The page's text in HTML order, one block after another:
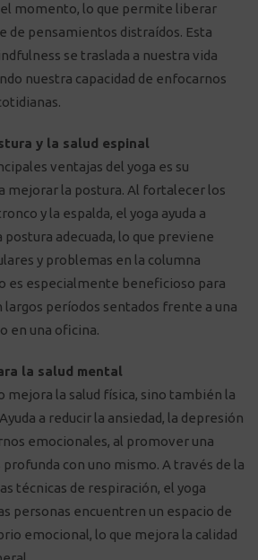
momento, lo que permite liberar
de pensamientos distraídos. Esta
se traslada a nuestra vida
nuestra capacidad de enfocarnos
y la salud espinal
ventajas del yoga es su
mejorar la postura. Al fortalecer los
y la espalda, el yoga ayuda a
adecuada, lo que previene
y problemas en la columna
es especialmente beneficioso para
largos períodos sentados frente a una
en una oficina.
la salud mental
mejora la salud física, sino también la
a reducir la ansiedad, la depresión
emocionales, al promover una
con uno mismo. A través de la
técnicas de respiración, el yoga
personas encuentren un espacio de
emocional, lo que mejora la calidad